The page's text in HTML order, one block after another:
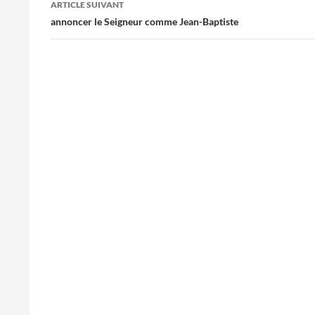
ARTICLE SUIVANT
annoncer le Seigneur comme Jean-Baptiste